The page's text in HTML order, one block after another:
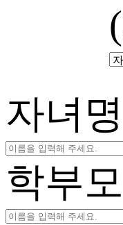
자녀명
학부